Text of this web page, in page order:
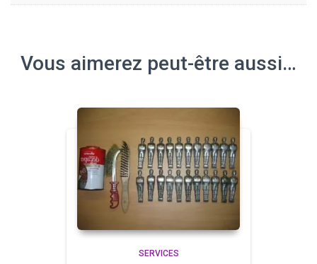
Vous aimerez peut-être aussi…
SERVICES